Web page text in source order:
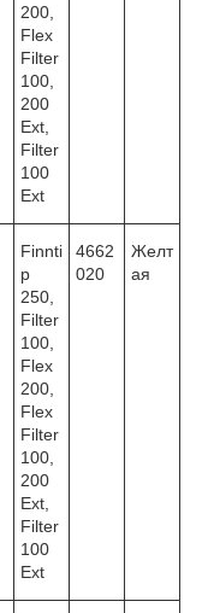
200,
Flex
Filter
100,
200
Ext,
Filter
100
Ext
Finnti
p
250,
Filter
100,
Flex
200,
Flex
Filter
100,
200
Ext,
Filter
100
Ext
4662
020
Желт
ая